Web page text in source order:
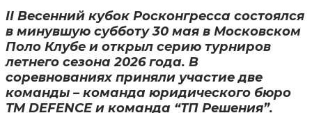
II Весенний кубок Росконгресса состоялся
в минувшую субботу 30 мая в Московском
Поло Клубе и открыл серию турниров
летнего сезона 2026 года. В
соревнованиях приняли участие две
команды – команда юридического бюро
TM DEFENCE и команда “ТП Решения”.